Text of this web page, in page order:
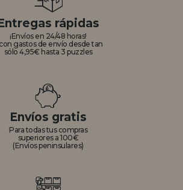
rápidas
¡Envíos en 24/48 horas!
gastos de envío desde tan
sólo 4,95€ hasta 3 puzzles
Envíos gratis
Para todas tus compras
superiores a 100€
(Envíos peninsulares)